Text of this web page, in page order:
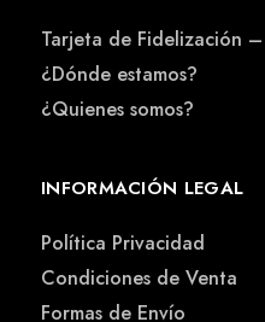
Tarjeta de Fidelización
¿Dónde estamos?
¿Quienes somos?
INFORMACIÓN LEGAL
Política Privacidad
Condiciones de Venta
Formas de Envío